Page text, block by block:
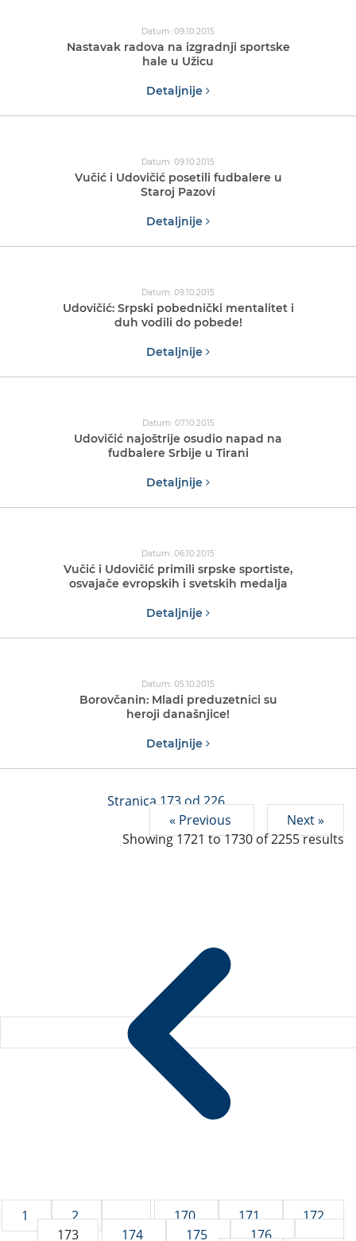
Datum: 09.10.2015
Nastavak radova na izgradnji sportske
hale u Užicu
Detaljnije
Datum: 09.10.2015
Vučić i Udovičić posetili fudbalere u
Staroj Pazovi
Detaljnije
Datum: 09.10.2015
Udovičić: Srpski pobednički mentalitet i
duh vodili do pobede!
Detaljnije
Datum: 07.10.2015
Udovičić najoštrije osudio napad na
fudbalere Srbije u Tirani
Detaljnije
Datum: 06.10.2015
Vučić i Udovičić primili srpske sportiste,
osvajače evropskih i svetskih medalja
Detaljnije
Datum: 05.10.2015
Borovčanin: Mladi preduzetnici su
heroji današnjice!
Detaljnije
Stranica 173 od 226
« Previous
Next »
Showing1721to1730of2255results
1 2 ... 170 171
172
173
174 175 176 ...